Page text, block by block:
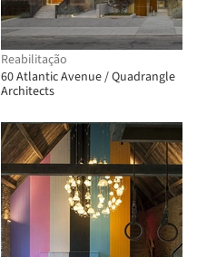
Reabilitação
60 Atlantic Avenue / Quadrangle
Architects